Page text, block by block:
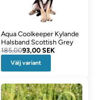
Aqua Coolkeeper Kylande
Halsband Scottish Grey
185,0093,00 SEK
Välj variant